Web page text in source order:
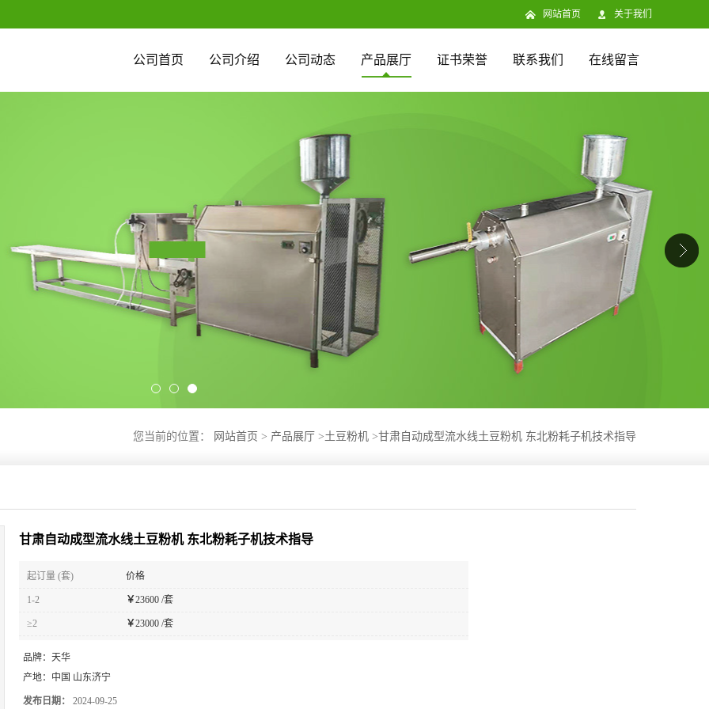
网站首页 关于我们
公司首页 公司介绍 公司动态 产品展厅 证书荣誉 联系我们 在线留言
您当前的位置： 网站首页 > 产品展厅 >土豆粉机 >甘肃自动成型流水线土豆粉机 东北粉耗子机技术指导
甘肃自动成型流水线土豆粉机 东北粉耗子机技术指导
起订量 (套) 价格
1-2 ￥23600 /套
≥2 ￥23000 /套
品牌： 天华
产地： 中国 山东济宁
发布日期： 2024-09-25